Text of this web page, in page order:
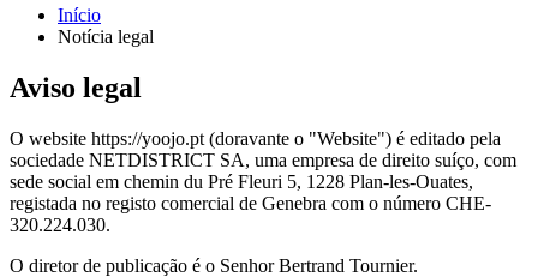
Início
Notícia legal
Aviso legal
O website https://yoojo.pt (doravante o "Website") é editado pela
sociedade NETDISTRICT SA, uma empresa de direito suíço, com
sede social em chemin du Pré Fleuri 5, 1228 Plan-les-Ouates,
registada no registo comercial de Genebra com o número CHE-
320.224.030.
O diretor de publicação é o Senhor Bertrand Tournier.